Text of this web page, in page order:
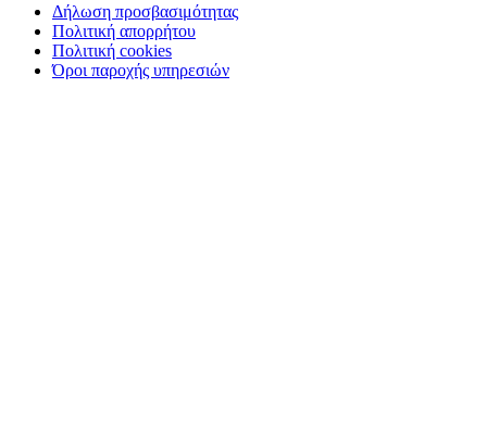
Δήλωση προσβασιμότητας
Πολιτική απορρήτου
Πολιτική cookies
Όροι παροχής υπηρεσιών